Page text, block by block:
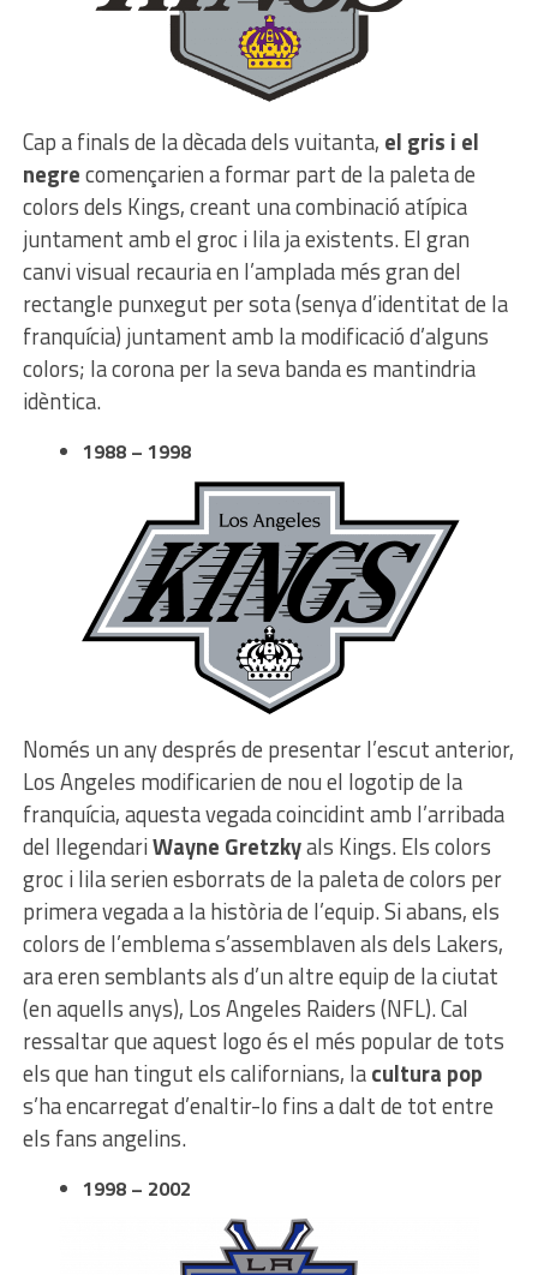
Cap a finals de la dècada dels vuitanta, el gris i el
negrecomençarien a formar part de la paleta de
colors dels Kings, creant una combinació atípica
juntament amb el groc i lila ja existents. El gran
canvi visual recauria en l’amplada més gran del
rectangle punxegut per sota (senya d’identitat de la
franquícia) juntament amb la modificació d’alguns
colors; la corona per la seva banda es mantindria
idèntica.
1988 – 1998
Només un any després de presentar l’escut anterior,
Los Angeles modificarien de nou el logotip de la
franquícia, aquesta vegada coincidint amb l’arribada
del llegendariWayne Gretzkyals Kings. Els colors
groc i lila serien esborrats de la paleta de colors per
primera vegada a la història de l’equip. Si abans, els
colors de l’emblema s’assemblaven als dels Lakers,
ara eren semblants als d’un altre equip de la ciutat
(en aquells anys), Los Angeles Raiders (NFL). Cal
ressaltar que aquest logo és el més popular de tots
els que han tingut els californians, lacultura pop
s’ha encarregat d’enaltir-lo fins a dalt de tot entre
els fans angelins.
1998 – 2002